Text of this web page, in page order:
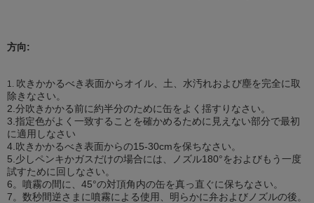
方向:
1. 吹きかかるべき表面からオイル、土、水汚れおよび塵を完全に取
除きなさい。
2.分吹きかかる前に約半分のために缶をよく揺すりなさい。
3.指定色がよく一致することを確かめるために見えない部分で最初
に適用しなさい
4.吹きかかるべき表面からの15-30cmを保ちなさい。
5.少しペンキかガスだけの場合には、ノズル180°をおよびもう一度
試すために回しなさい。
6。噴霧の間に、45°の対頂角内の缶を真っ直ぐに保ちなさい。
7。数秒間逆さまに噴霧による使用、明らかに弁およびノズルの後。